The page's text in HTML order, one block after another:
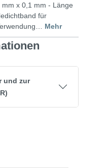
x 0,1 mm - Länge
für
Mehr
und zur